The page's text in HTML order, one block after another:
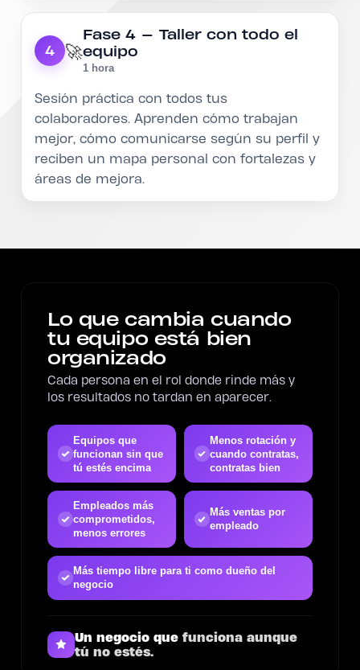
4 🚀
Fase 4 — Taller con todo el
equipo
1 hora
Sesión práctica con todos tus
colaboradores. Aprenden cómo trabajan
mejor, cómo comunicarse según su perfil y
reciben un mapa personal con fortalezas y
áreas de mejora.
Lo que cambia cuando
tu equipo está bien
organizado
Cada persona en el rol donde rinde más y
los resultados no tardan en aparecer.
Equipos que
funcionan sin que
tú estés encima
Menos rotación y
cuando contratas,
contratas bien
Empleados más
comprometidos,
menos errores
Más ventas por
empleado
Más tiempo libre para ti como dueño del
negocio
Un negocio que funciona aunque
tú no estés.